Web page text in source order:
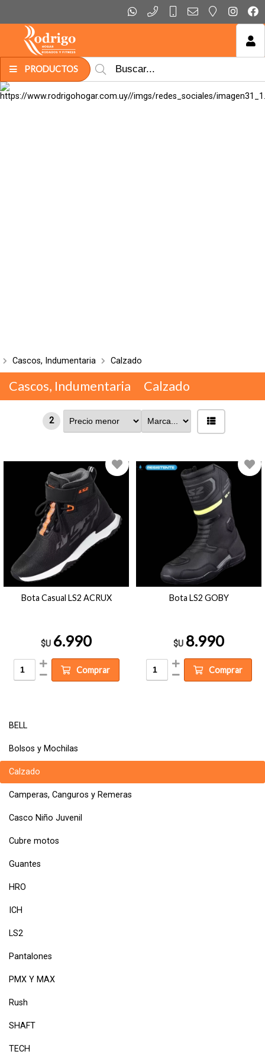
PRODUCTOS
MI COMPRA
Cascos, Indumentaria Calzado
BELL
Bolsos y Mochilas
Calzado
Camperas, Canguros y Remeras
Casco Niño Juvenil
Cubre motos
Guantes
HRO
ICH
LS2
Pantalones
PMX Y MAX
Rush
SHAFT
TECH
Cascos, Indumentaria Calzado
2
Bota Casual LS2 ACRUX
$U 6.990
Comprar
Bota LS2 GOBY
$U 8.990
Comprar